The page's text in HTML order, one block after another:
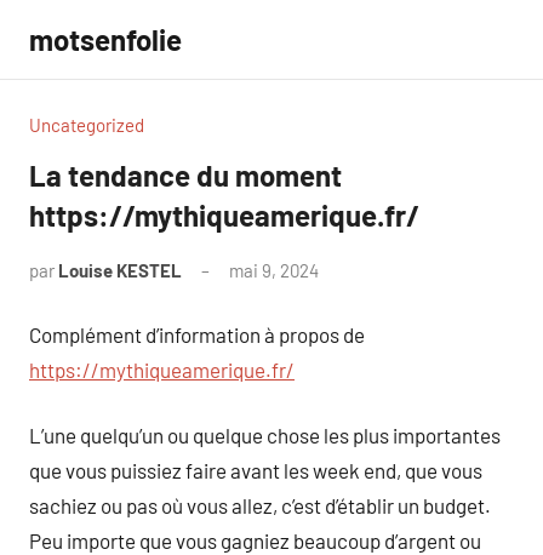
contenu
motsenfolie
Uncategorized
La tendance du moment
https://mythiqueamerique.fr/
par Louise KESTEL mai 9, 2024
Complément d’information à propos de
https://mythiqueamerique.fr/
L’une quelqu’un ou quelque chose les plus importantes
que vous puissiez faire avant les week end, que vous
sachiez ou pas où vous allez, c’est d’établir un budget.
Peu importe que vous gagniez beaucoup d’argent ou